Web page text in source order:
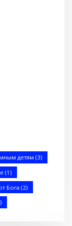
в Акрабаде
детям (3)
(1)
Бога (2)